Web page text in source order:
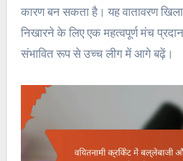
कारण बन सकता है। यह वातावरण
निखारने के लिए एक महत्वपूर्ण मंच
संभावित रूप से उच्च लीग में आगे बढ़ें।